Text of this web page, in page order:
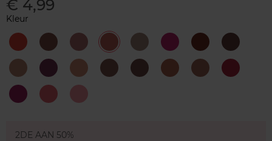
€ 4,99
Kleur
Alabama Brooklyn
Thorn
Brunch
Me
Cannes Cherry
Skies
Clinger Club
Hopper
Cold
Brew
Free
Spirit
Girl,
Bye
London Los
Angeles
Los
Angeles
SandstormSoft-
Spoken
Spicy
Sweet
Tooth
Tea
&
Whipped
Caviar
2DE AAN 50%